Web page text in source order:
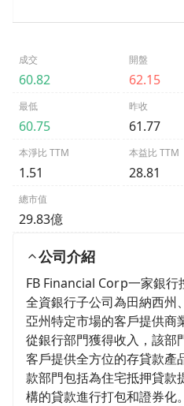
成交
60.82
開盤
62.15
最低
60.75
昨收
61.77
本淨比 TTM
1.51
本益比 TTM
28.81
總市值
29.83億
公司介紹
FB Financial Corp一家銀
全資銀行子公司為田納西州
亞州特定市場的客戶提供商
從銀行部門獲得收入，該部
客戶提供全方位的存貸款產
款部門包括為住宅抵押貸款
構的貸款進行打包和證券化。